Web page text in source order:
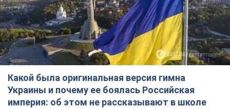
Какой была оригинальная версия гимна
Украины и почему ее боялась Российская
империя: об этом не рассказывают в школе